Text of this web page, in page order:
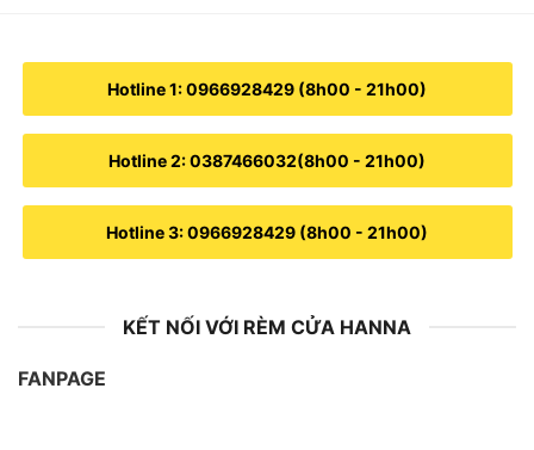
Hotline 1: 0966928429 (8h00 - 21h00)
Hotline 2: 0387466032(8h00 - 21h00)
Hotline 3: 0966928429 (8h00 - 21h00)
KẾT NỐI VỚI RÈM CỬA HANNA
FANPAGE